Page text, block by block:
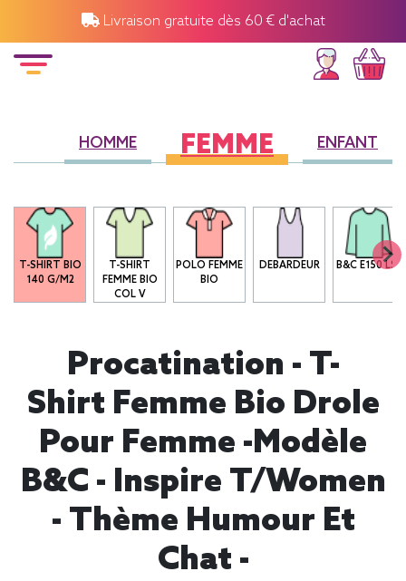
Livraison gratuite dès 60 € d'achat
HOMME FEMME ENFANT
T-SHIRT BIO
140 G/M2
T-SHIRT
FEMME BIO
COL V
POLO FEMME
BIO
DEBARDEUR B&C E150 LSL
Procatination - T-
Shirt Femme Bio Drole
Pour Femme -modèle
B&C - Inspire T/women
- Thème Humour Et
Chat -